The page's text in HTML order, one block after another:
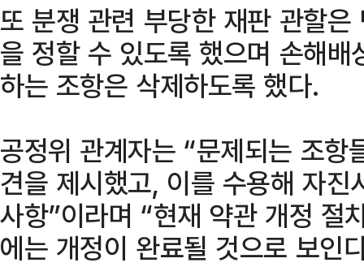
또 분쟁 관련 부당한 재판 관할
을 정할 수 있도록 했으며 손해
하는 조항은 삭제하도록 했다.
공정위 관계자는 “문제되는 조항
견을 제시했고, 이를 수용해 자
사항”이라며 “현재 약관 개정 절
에는 개정이 완료될 것으로 보인